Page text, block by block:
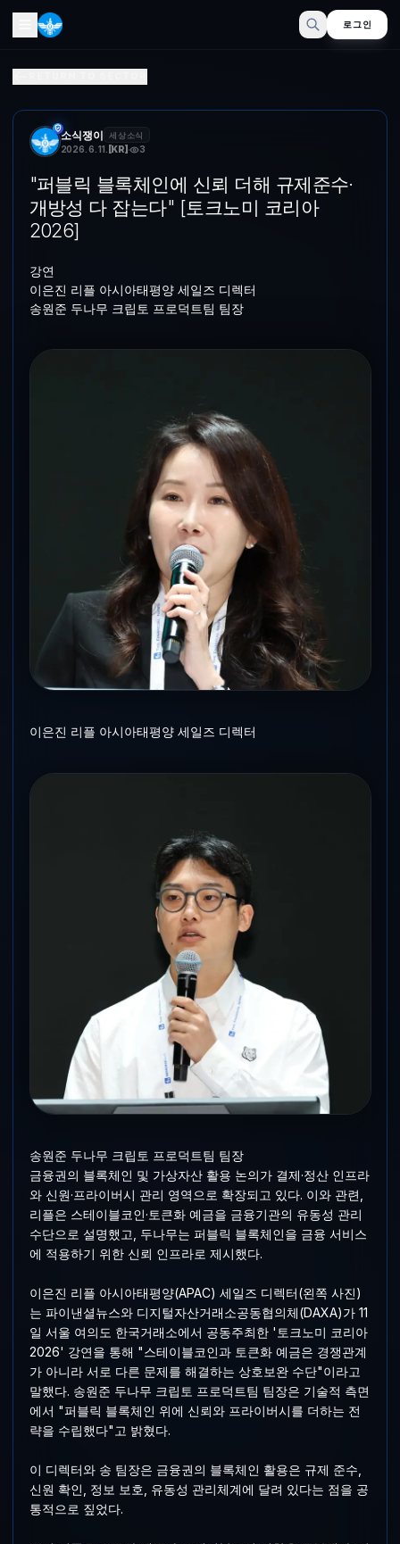
로그인
소식쟁이 세상소식
2026. 6. 11. [KR] 3
"퍼블릭 블록체인에 신뢰 더해 규제준수·
개방성 다 잡는다" [토크노미 코리아
2026]
강연
이은진 리플 아시아태평양 세일즈 디렉터
송원준 두나무 크립토 프로덕트팀 팀장
이은진 리플 아시아태평양 세일즈 디렉터
송원준 두나무 크립토 프로덕트팀 팀장
금융권의 블록체인 및 가상자산 활용 논의가 결제·정산 인프라
와 신원·프라이버시 관리 영역으로 확장되고 있다. 이와 관련,
리플은 스테이블코인·토큰화 예금을 금융기관의 유동성 관리
수단으로 설명했고, 두나무는 퍼블릭 블록체인을 금융 서비스
에 적용하기 위한 신뢰 인프라로 제시했다.
이은진 리플 아시아태평양(APAC) 세일즈 디렉터(왼쪽 사진)
는 파이낸셜뉴스와 디지털자산거래소공동협의체(DAXA)가 11
일 서울 여의도 한국거래소에서 공동주최한 '토크노미 코리아
2026' 강연을 통해 "스테이블코인과 토큰화 예금은 경쟁관계
가 아니라 서로 다른 문제를 해결하는 상호보완 수단"이라고
말했다. 송원준 두나무 크립토 프로덕트팀 팀장은 기술적 측면
에서 "퍼블릭 블록체인 위에 신뢰와 프라이버시를 더하는 전
략을 수립했다"고 밝혔다.
이 디렉터와 송 팀장은 금융권의 블록체인 활용은 규제 준수,
신원 확인, 정보 보호, 유동성 관리체계에 달려 있다는 점을 공
통적으로 짚었다.